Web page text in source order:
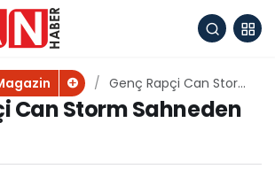
Genç Rapçi Can Storm
Sahneden Çekildi
Can Storm Sahneden
İş
Paylaş